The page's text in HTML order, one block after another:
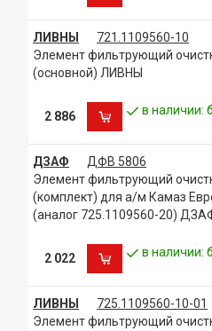
ЛИВНЫ
721.1109560-10
Элемент фильтрующий
(основной) ЛИВНЫ
2 886 в наличии:
ДЗАФ
ДФВ 5806
Элемент фильтрующий
(комплект) для а/м Камаз
(аналог 725.1109560-20)
2 022 в наличии:
ЛИВНЫ
725.1109560-10-01
Элемент фильтрующий